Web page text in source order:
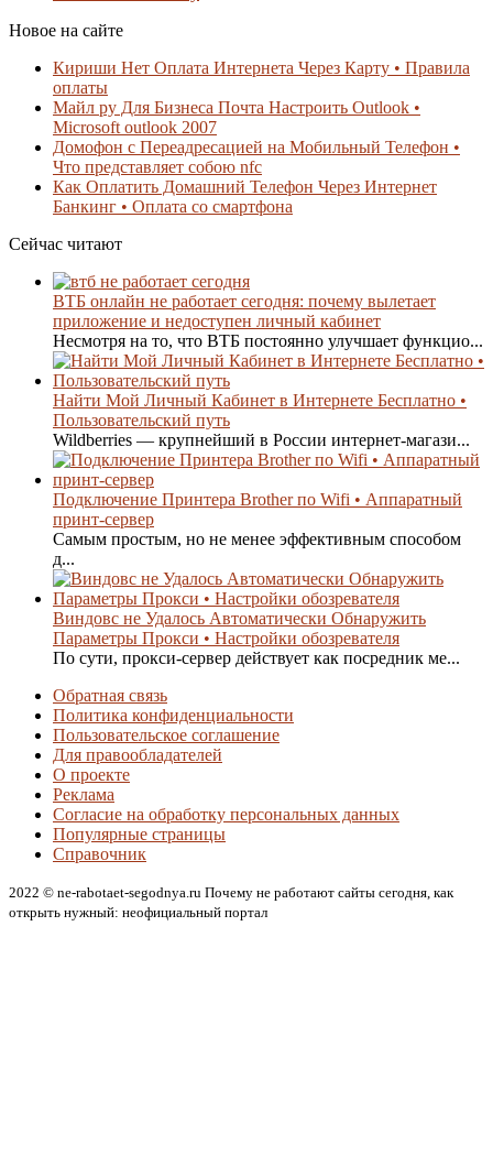
Новое на сайте
Кириши Нет Оплата Интернета Через Карту • Правила
оплаты
Майл ру Для Бизнеса Почта Настроить Outlook •
Microsoft outlook 2007
Домофон с Переадресацией на Мобильный Телефон •
Что представляет собою nfc
Как Оплатить Домашний Телефон Через Интернет
Банкинг • Оплата со смартфона
Сейчас читают
ВТБ онлайн не работает сегодня: почему вылетает
приложение и недоступен личный кабинет
Несмотря на то, что ВТБ постоянно улучшает функцио...
Найти Мой Личный Кабинет в Интернете Бесплатно •
Пользовательский путь
Wildberries — крупнейший в России интернет-магази...
Подключение Принтера Brother по Wifi • Аппаратный
принт-сервер
Самым простым, но не менее эффективным способом
д...
Виндовс не Удалось Автоматически Обнаружить
Параметры Прокси • Настройки обозревателя
По сути, прокси-сервер действует как посредник ме...
Обратная связь
Политика конфиденциальности
Пользовательское соглашение
Для правообладателей
О проекте
Реклама
Согласие на обработку персональных данных
Популярные страницы
Справочник
2022 © ne-rabotaet-segodnya.ru Почему не работают сайты сегодня, как
открыть нужный: неофициальный портал